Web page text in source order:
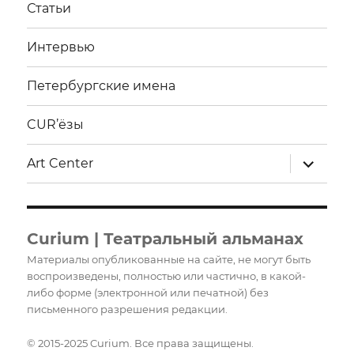
Статьи
Интервью
Петербургские имена
CUR’ёзы
Art Center
меню
Curium | Театральный альманах
Материалы опубликованные на сайте, не могут быть
воспроизведены, полностью или частично, в какой-
либо форме (электронной или печатной) без
письменного разрешения редакции.
© 2015-2025 Curium. Все права защищены.